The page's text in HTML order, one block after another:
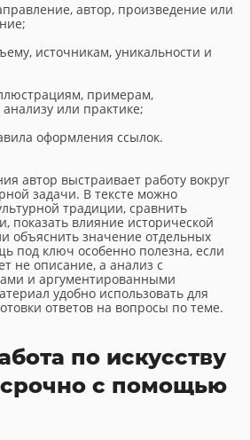
автор, произведение или
источникам, уникальности и
примерам,
или практике;
оформления ссылок.
автор выстраивает работу вокруг
задачи. В тексте можно
традиции, сравнить
показать влияние исторической
объяснить значение отдельных
под ключ особенно полезна, если
не описание, а анализ с
и аргументированными
удобно использовать для
ответов на вопросы по теме.
по искусству
срочно с помощью